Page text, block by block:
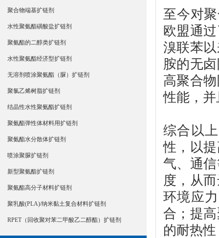
聚合物端基扩链剂
水性聚氨酯磺酸盐扩链剂
聚氨酯的二醇类扩链剂
水性聚氨酯经济型扩链剂
无溶剂喷涂聚氨酯（脲）扩链剂
聚氯乙烯树脂扩链剂
结晶性水性聚氨酯扩链剂
聚氨酯弹性体材料用扩链剂
聚氨酯水分散体扩链剂
喷涂聚脲扩链剂
新型聚氨酯扩链剂
聚氨酯高分子材料扩链剂
聚乳酸(PLA)/纳米黏土复合材料扩链剂
RPET（回收聚对苯二甲酸乙二醇酯）扩链剂
至今对
欧盟通
溴联苯
胺的无
高聚合
性能，
综合以
性，以
气、通
度，从
环境应
合；提
的耐热